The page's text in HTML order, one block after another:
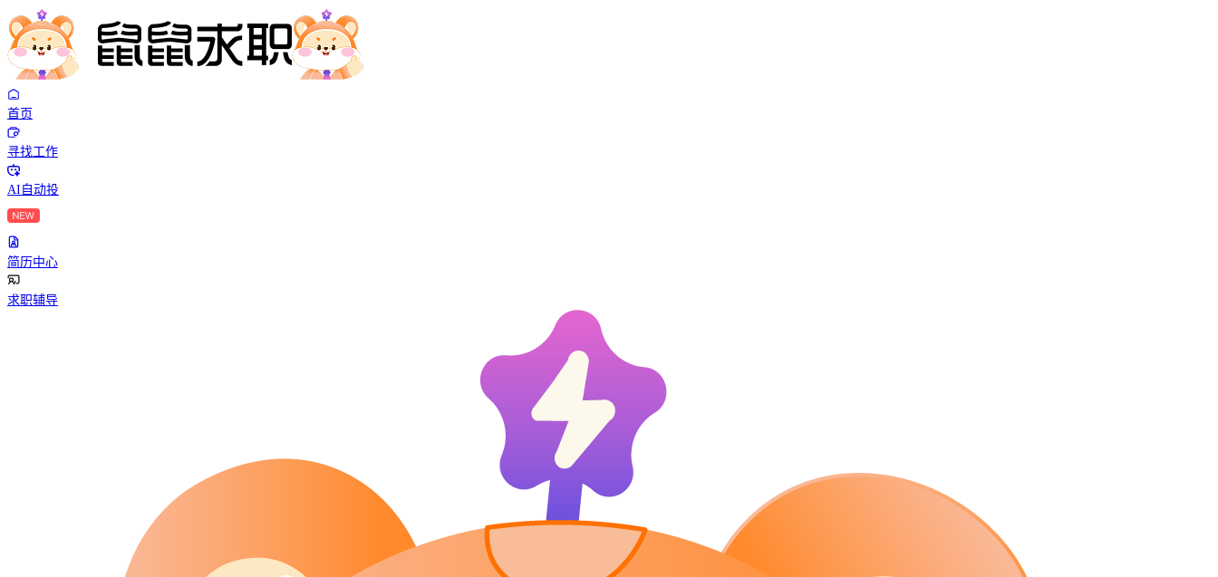
首页
寻找工作
AI自动投
简历中心
求职辅导